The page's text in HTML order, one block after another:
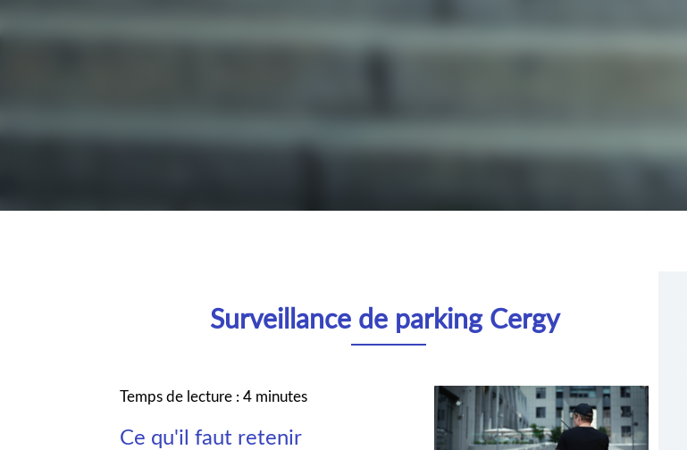
Surveillance de parking Cergy
Temps de lecture : 4 minutes
Ce qu'il faut retenir